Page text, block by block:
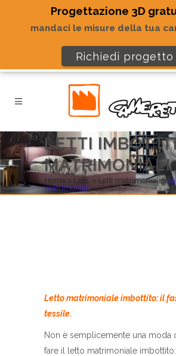
LETTI
MATRIMONIALI
Home > Letti > Letti matrimoniali>
matrimoniali
Letto matrimoniale imbottito: il
tessile.
Non è semplicemente una moda
fare il letto matrimoniale
Progettazione 3D
mandaci le misure della tua
Richiedi progetto